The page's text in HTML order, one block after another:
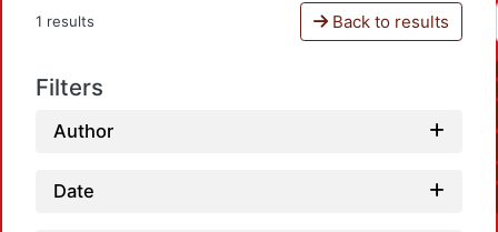
1 results Back to results
Filters
Author
Date